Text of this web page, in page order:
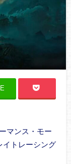
マンス・モー
イトレーシング